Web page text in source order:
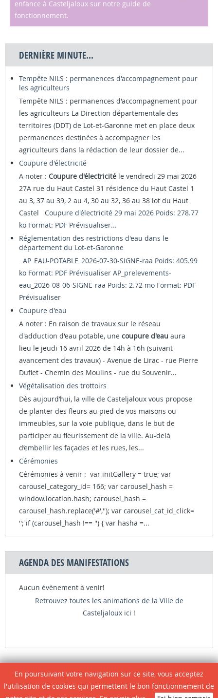
enfance à Casteljaloux sur notre guide de
fonctionnement.
DERNIÈRE MINUTE...
Tempête NILS : permanences d'accompagnement pour
les agriculteurs
Tempête NILS : permanences d'accompagnement pour
les agriculteurs La Direction départementale des
territoires (DDT) de Lot-et-Garonne met en place deux
permanences destinées à accompagner les
agriculteurs dans la rédaction de leur dossier de...
Coupure d'électricité
A noter : Coupure d'électricité le vendredi 29 mai 2026
27A rue du Haut Castel 31 résidence du Haut Castel 1
au 3, 37 au 39, 2 au 4, 30 au 32, 36 au 38 lot du Haut
Castel Coupure d'électricité 29 mai 2026 Poids: 278.77
ko Format: PDF Prévisualiser...
Réglementation des restrictions d'eau dans le
département du Lot-et-Garonne
AP_EAU-POTABLE_2026-07-30-SIGNE-raa Poids: 405.99
ko Format: PDF Prévisualiser AP_prelevements-
eau_2026-08-06-SIGNE-raa Poids: 2.72 mo Format: PDF
Prévisualiser
Coupure d'eau
A noter : En raison de travaux sur le réseau
d'adduction d'eau potable, une coupure d'eau aura
lieu le jeudi 16 avril 2026 de 14h à 16h (suivant
avancement des travaux) - Avenue de Lirac - rue Pierre
Dufiet - Chemin des Moulins - rue du Souvenir...
Végétalisation des trottoirs
Dès aujourd’hui, la ville de Casteljaloux vous propose
de planter des fleurs au pied de vos maisons ou
immeubles, sur la voie publique, dans le but de
participer au fleurissement de la ville. Au-delà
d’embellir les façades et les rues, les...
Cérémonies
Cérémonies à venir : var initGallery = true; var
carousel_category_id= 166; var carousel_hash =
window.location.hash; carousel_hash =
carousel_hash.replace('#',''); var carousel_cat_id_click=
''; if (carousel_hash !== '') { var hasha =...
AGENDA DES MANIFESTATIONS
Aucun évènement à venir!
Retrouvez toutes les animations de la Ville de
Casteljaloux ici !
LES + CONSULTÉS
En poursuivant votre navigation sur ce site, vous acceptez
l'utilisation de cookies qui permettent le bon fonctionnement de